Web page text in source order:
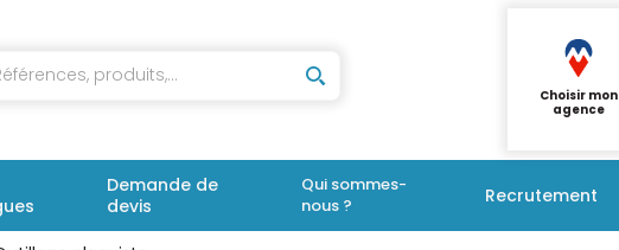
Choisir mon
agence
Demande de
devis
Qui sommes-
nous ?
Recrutement